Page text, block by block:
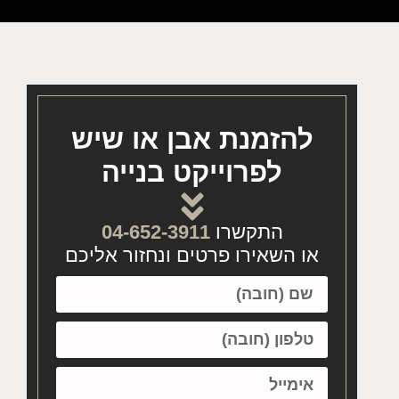
להזמנת אבן או שיש
לפרוייקט בנייה
התקשרו04-652-3911
או השאירו פרטים ונחזור אליכם